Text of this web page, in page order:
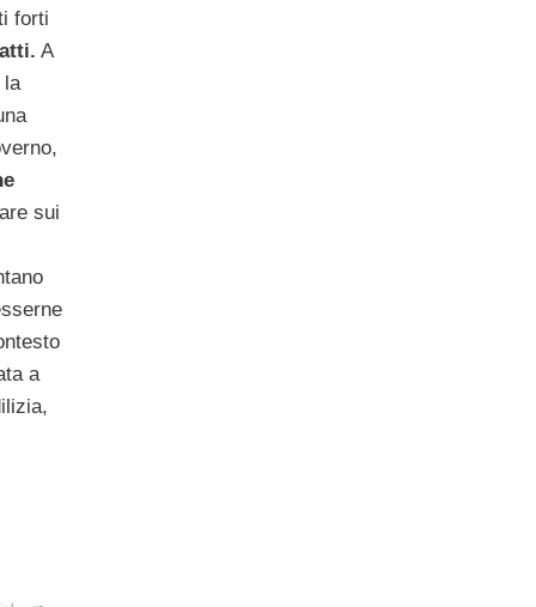
forti
A
la
sui
a